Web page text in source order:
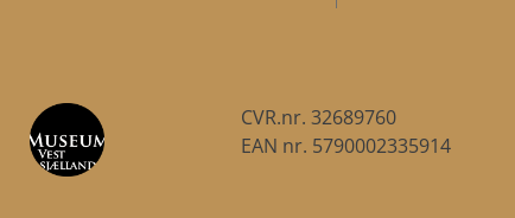
CVR.nr. 32689760
EAN nr. 5790002335914